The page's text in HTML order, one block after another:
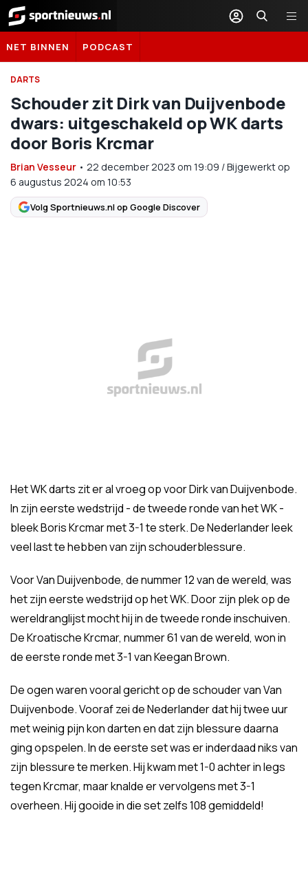
Sportnieuws.nl
NET BINNEN PODCAST
DARTS
Schouder zit Dirk van Duijvenbode
dwars: uitgeschakeld op WK darts
door Boris Krcmar
Brian Vesseur • 22 december 2023 om 19:09 /Bijgewerkt op
6 augustus 2024 om 10:53
Volg Sportnieuws.nl op Google Discover
Het WK darts zit er al vroeg op voor Dirk van Duijvenbode.
In zijn eerste wedstrijd - de tweede ronde van het WK -
bleek Boris Krcmar met 3-1 te sterk. De Nederlander leek
veel last te hebben van zijn schouderblessure.
Voor Van Duijvenbode, de nummer 12 van de wereld, was
het zijn eerste wedstrijd op het WK. Door zijn plek op de
wereldranglijst mocht hij in de tweede ronde inschuiven.
De Kroatische Krcmar, nummer 61 van de wereld, won in
de eerste ronde met 3-1 van Keegan Brown.
De ogen waren vooral gericht op de schouder van Van
Duijvenbode. Vooraf zei de Nederlander dat hij twee uur
met weinig pijn kon darten en dat zijn blessure daarna
ging opspelen. In de eerste set was er inderdaad niks van
zijn blessure te merken. Hij kwam met 1-0 achter in legs
tegen Krcmar, maar knalde er vervolgens met 3-1
overheen. Hij gooide in die set zelfs 108 gemiddeld!